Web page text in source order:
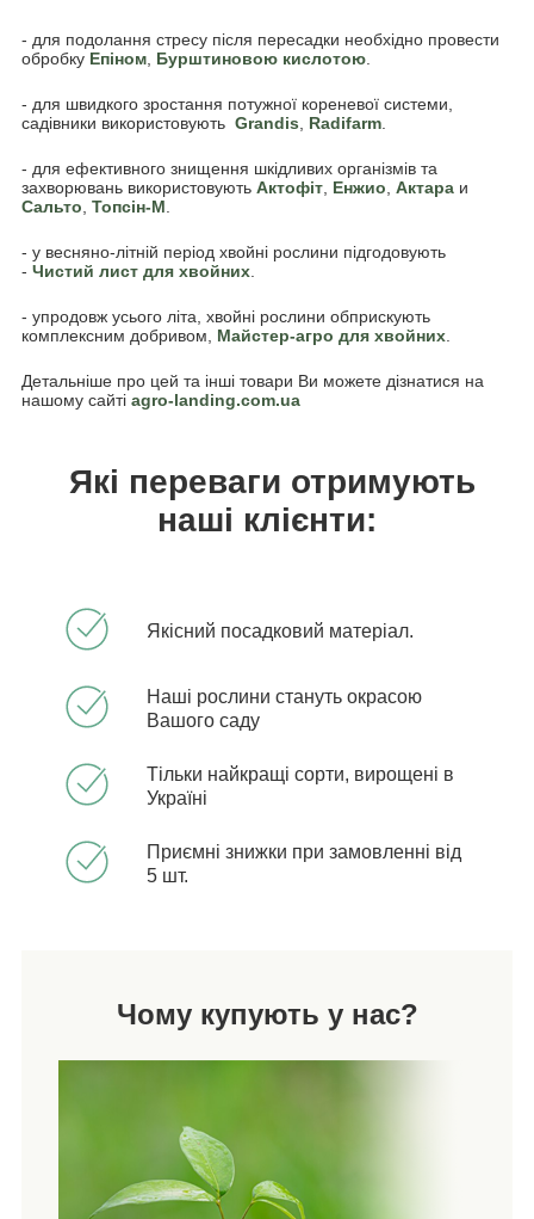
- для подолання стресу після пересадки необхідно провести
обробку Епіном Бурштиновою кислотою
- для швидкого зростання потужної кореневої системи,
садівники використовують Grandis Radifarm
- для ефективного знищення шкідливих організмів та
захворювань використовують Актофіт Енжио Актара и
Сальто Топсін-М
- у весняно-літній період хвойні рослини підгодовують
- Чистий лист для хвойних
- упродовж усього літа, хвойні рослини обприскують
комплексним добривом, Майстер-агро для хвойних
Детальніше про цей та інші товари Ви можете дізнатися на
нашому сайті agro-landing.com.ua
Які переваги отримують
наші клієнти:
Якісний посадковий матеріал.
Наші рослини стануть окрасою
Вашого саду
Тільки найкращі сорти, вирощені в
Україні
Приємні знижки при замовленні від
5 шт.
Чому купують у нас?